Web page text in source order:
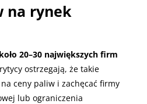
na rynek
20–30 największych firm
ostrzegają, że takie
ceny paliw i zachęcać firmy
lub ograniczenia